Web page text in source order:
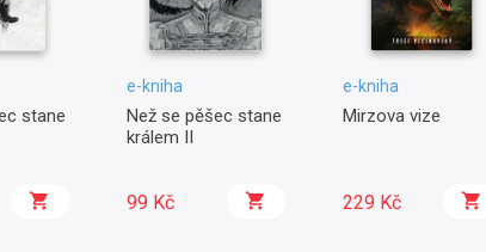
stane
e-kniha
Než se pěšec stane
králem II
99 Kč
e-kniha
Mirzova vize
229 Kč